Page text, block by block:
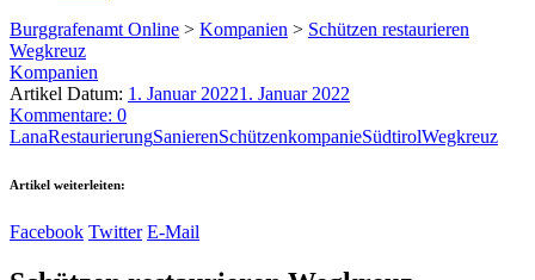
Burggrafenamt Online > Kompanien > Schützen restaurieren
Wegkreuz
Kompanien
Artikel Datum: 1. Januar 20221. Januar 2022
Kommentare: 0
LanaRestaurierungSanierenSchützenkompanieSüdtirolWegkreuz
Artikel weiterleiten:
Facebook Twitter E-Mail